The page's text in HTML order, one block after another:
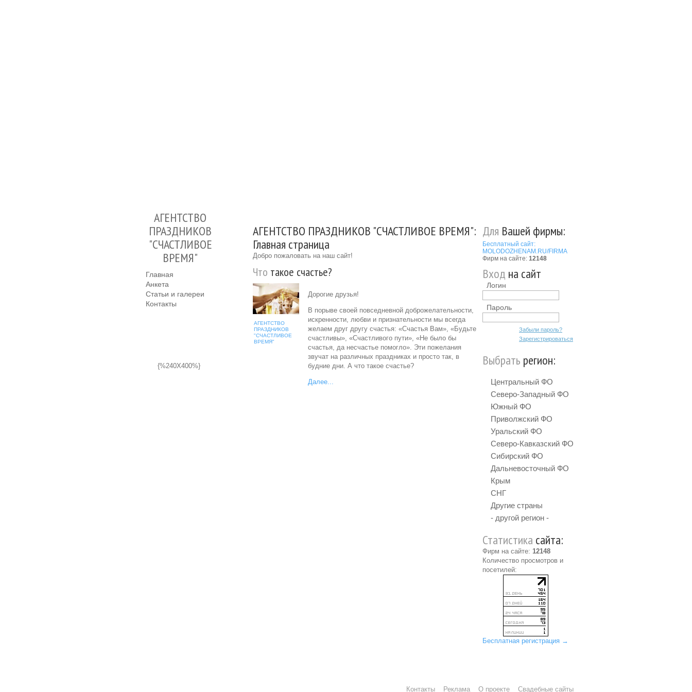
АГЕНТСТВО
ПРАЗДНИКОВ
"СЧАСТЛИВОЕ
ВРЕМЯ"
Главная
Анкета
Статьи и галереи
Контакты
{%240X400%}
АГЕНТСТВО ПРАЗДНИКОВ "СЧАСТЛИВОЕ ВРЕМЯ":
Главная страница
Добро пожаловать на наш сайт!
Что такое счастье?
АГЕНТСТВО
ПРАЗДНИКОВ
"СЧАСТЛИВОЕ
ВРЕМЯ"
Дорогие друзья!
В порыве своей повседневной доброжелательности,
искренности, любви и признательности мы всегда
желаем друг другу счастья: «Счастья Вам», «Будьте
счастливы», «Счастливого пути», «Не было бы
счастья, да несчастье помогло». Эти пожелания
звучат на различных праздниках и просто так, в
будние дни. А что такое счастье?
Далее...
Для Вашей фирмы:
Бесплатный сайт:
MOLODOZHENAM.RU/FIRMA
Фирм на сайте: 12148
Вход на сайт
Логин
Пароль
Забыли пароль?
Зарегистрироваться
Выбрать регион:
Центральный ФО
Северо-Западный ФО
Южный ФО
Приволжский ФО
Уральский ФО
Северо-Кавказский ФО
Сибирский ФО
Дальневосточный ФО
Крым
СНГ
Другие страны
- другой регион -
Статистика сайта:
Фирм на сайте: 12148
Количество просмотров и
посетилей:
Бесплатная регистрация →
Контакты Реклама О проекте Свадебные сайты